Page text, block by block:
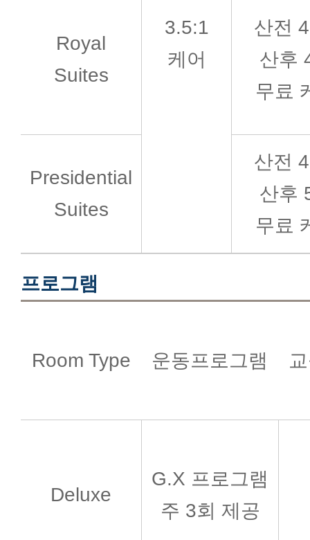
3.5:1
케어
Royal
Suites
산전
산후
무료
Presidential
Suites
산전
산후
무료
프로그램
Room Type 운동프로그램
Deluxe
G.X 프로그램
주 3회 제공